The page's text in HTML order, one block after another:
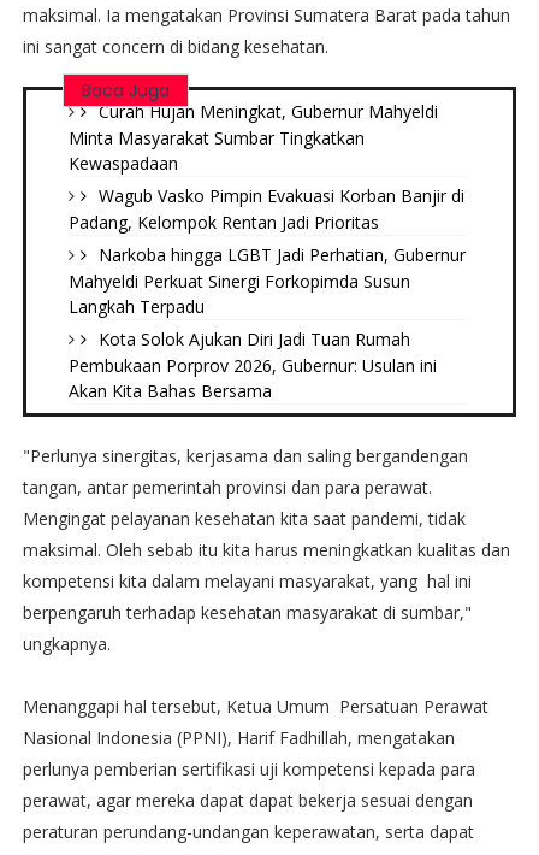
maksimal. Ia mengatakan Provinsi Sumatera Barat pada tahun
ini sangat concern di bidang kesehatan.
Baca Juga
Curah Hujan Meningkat, Gubernur Mahyeldi
Minta Masyarakat Sumbar Tingkatkan
Kewaspadaan
Wagub Vasko Pimpin Evakuasi Korban Banjir di
Padang, Kelompok Rentan Jadi Prioritas
Narkoba hingga LGBT Jadi Perhatian, Gubernur
Mahyeldi Perkuat Sinergi Forkopimda Susun
Langkah Terpadu
Kota Solok Ajukan Diri Jadi Tuan Rumah
Pembukaan Porprov 2026, Gubernur: Usulan ini
Akan Kita Bahas Bersama
"Perlunya sinergitas, kerjasama dan saling bergandengan
tangan, antar pemerintah provinsi dan para perawat.
Mengingat pelayanan kesehatan kita saat pandemi, tidak
maksimal. Oleh sebab itu kita harus meningkatkan kualitas dan
kompetensi kita dalam melayani masyarakat, yang hal ini
berpengaruh terhadap kesehatan masyarakat di sumbar,"
ungkapnya.
Menanggapi hal tersebut, Ketua Umum Persatuan Perawat
Nasional Indonesia (PPNI), Harif Fadhillah, mengatakan
perlunya pemberian sertifikasi uji kompetensi kepada para
perawat, agar mereka dapat dapat bekerja sesuai dengan
peraturan perundang-undangan keperawatan, serta dapat